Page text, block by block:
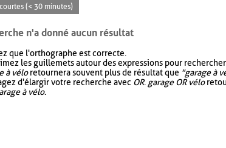
(< 30 minutes)
n'a donné aucun résultat
que l'orthographe est correcte.
les guillemets autour des expressions pour
à véloretournera souvent plus de résultat que "garage à
d'élargir votre recherche avec OR. garage OR vélo
à vélo.